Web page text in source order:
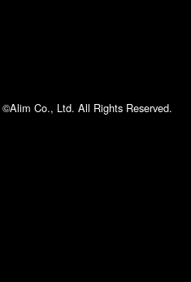
©Alim Co., Ltd. All Rights Reserved.